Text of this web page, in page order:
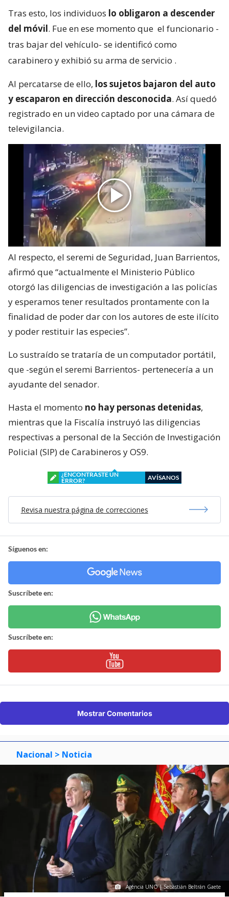
Tras esto, los individuos lo obligaron a descender
del móvil. Fue en ese momento que el funcionario -
tras bajar del vehículo- se identificó como
carabinero y exhibió su arma de servicio .
Al percatarse de ello, los sujetos bajaron del auto
y escaparon en dirección desconocida. Así quedó
registrado en un video captado por una cámara de
televigilancia.
Al respecto, el seremi de Seguridad, Juan Barrientos,
afirmó que “actualmente el Ministerio Público
otorgó las diligencias de investigación a las policías
y esperamos tener resultados prontamente con la
finalidad de poder dar con los autores de este ilícito
y poder restituir las especies”.
Lo sustraído se trataría de un computador portátil,
que -según el seremi Barrientos- pertenecería a un
ayudante del senador.
Hasta el momento no hay personas detenidas,
mientras que la Fiscalía instruyó las diligencias
respectivas a personal de la Sección de Investigación
Policial (SIP) de Carabineros y OS9.
¿ENCONTRASTE UN
ERROR?
AVÍSANOS
Revisa nuestra página de correcciones
Síguenos en:
Suscríbete en:
Suscríbete en:
Mostrar Comentarios
Nacional > Noticia
Agencia UNO | Sebastián Beltrán Gaete